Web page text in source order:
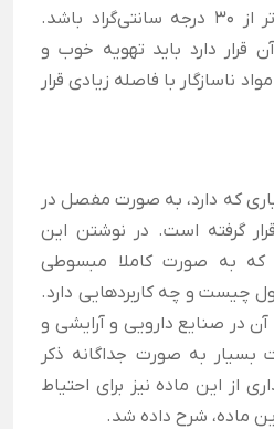
نگهداری از آن نباید بالاتر از 30 درجه سانتی‌گراد باشد.
قرار دارد باید تهویه خوب و
ناسازگار با فاصله زیادی قرار
که دارد، به صورت مفصل در
گرفته است. در نوشتن این
به صورت کاملا مبسوطی
چیست و چه کاربردهایی دارد.
در صنایع دارویی و آرایشی و
بسیار به صورت جداگانه ذکر
از این ماده نیز برای احتیاط
ماده، شرح داده شد.